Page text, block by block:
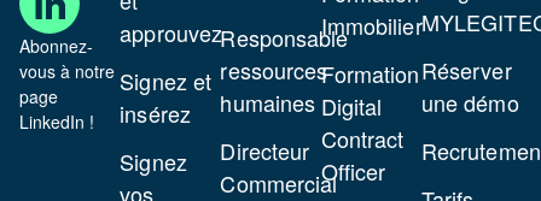
Abonnez-
vous à notre
page
LinkedIn !
approuvez
Signez et
insérez
Signez
vos
Responsable
ressources
humaines
Directeur
Commercial
Immobilier
Formation
Digital
Contract
Officer
Réserver
une démo